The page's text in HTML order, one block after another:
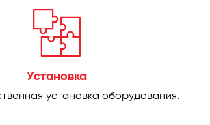
Установка
установка оборудования.